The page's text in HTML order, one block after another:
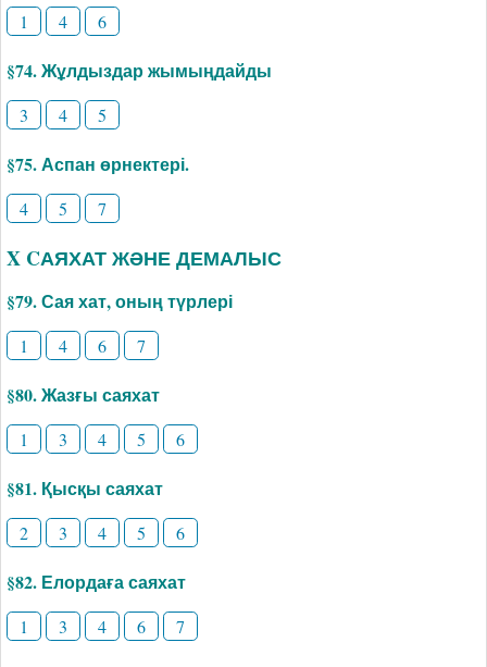
1 4 6
§74. Жұлдыздар жымыңдайды
3 4 5
§75. Аспан өрнектері.
4 5 7
X CАЯХАТ ЖӘНЕ ДЕМАЛЫС
§79. Сая хат, оның түрлері
1 4 6 7
§80. Жазғы саяхат
1 3 4 5 6
§81. Қысқы саяхат
2 3 4 5 6
§82. Елордаға саяхат
1 3 4 6 7